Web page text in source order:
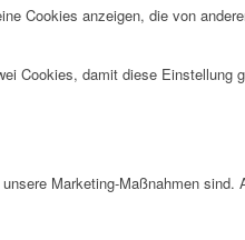
Cookies anzeigen, die von
Cookies, damit diese Einstellung
Marketing-Maßnahmen sind.